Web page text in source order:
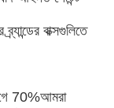
বাক্সগুলিতে
70%আমরা